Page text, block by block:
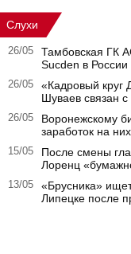
Слухи
26/05
Тамбовская ГК
Sucden в России
26/05
«Кадровый круг
Шуваев связан
26/05
Воронежскому
заработок на
15/05
После смены
Лоренц
13/05
«Брусника»
Липецке после